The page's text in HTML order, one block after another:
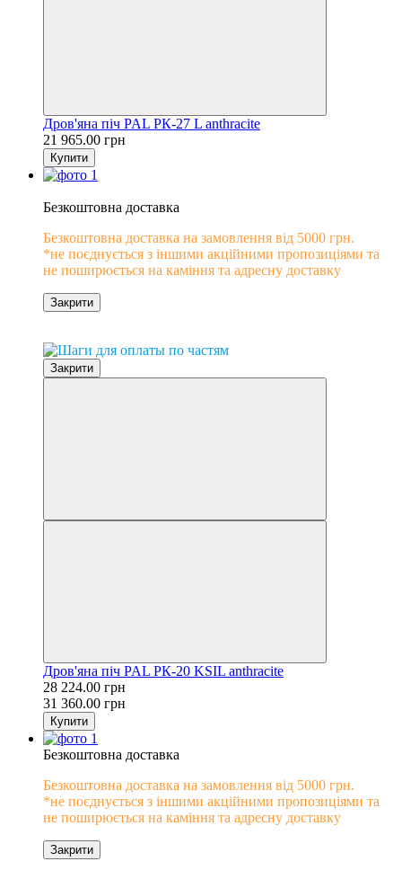
Дров'яна піч PAL PК-27 L anthracite
21 965.00 грн
Купити
Безкоштовна доставка
Безкоштовна доставка на замовлення від 5000 грн.
*не поєднується з іншими акційними пропозиціями та
не поширюється на каміння та адресну доставку
Закрити
Закрити
Дров'яна піч PAL PК-20 KSIL anthracite
28 224.00 грн
31 360.00 грн
Купити
Безкоштовна доставка
Безкоштовна доставка на замовлення від 5000 грн.
*не поєднується з іншими акційними пропозиціями та
не поширюється на каміння та адресну доставку
Закрити